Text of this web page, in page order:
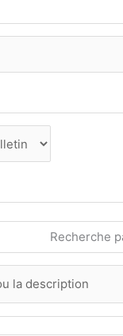
Recherche